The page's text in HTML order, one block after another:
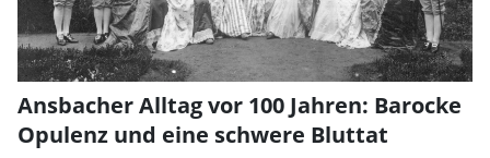
Ansbacher Alltag vor 100 Jahren: Barocke
Opulenz und eine schwere Bluttat